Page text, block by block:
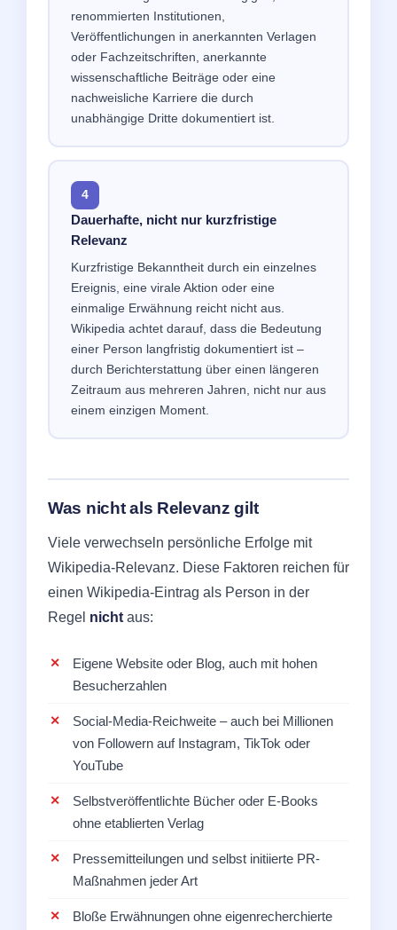
renommierten Institutionen,
Veröffentlichungen in anerkannten Verlagen
oder Fachzeitschriften, anerkannte
wissenschaftliche Beiträge oder eine
nachweisliche Karriere die durch
unabhängige Dritte dokumentiert ist.
4
Dauerhafte, nicht nur kurzfristige
Relevanz
Kurzfristige Bekanntheit durch ein einzelnes
Ereignis, eine virale Aktion oder eine
einmalige Erwähnung reicht nicht aus.
Wikipedia achtet darauf, dass die Bedeutung
einer Person langfristig dokumentiert ist –
durch Berichterstattung über einen längeren
Zeitraum aus mehreren Jahren, nicht nur aus
einem einzigen Moment.
Was nicht als Relevanz gilt
Viele verwechseln persönliche Erfolge mit
Wikipedia-Relevanz. Diese Faktoren reichen für
einen Wikipedia-Eintrag als Person in der
Regel nicht aus:
Eigene Website oder Blog, auch mit hohen
Besucherzahlen
Social-Media-Reichweite – auch bei Millionen
von Followern auf Instagram, TikTok oder
YouTube
Selbstveröffentlichte Bücher oder E-Books
ohne etablierten Verlag
Pressemitteilungen und selbst initiierte PR-
Maßnahmen jeder Art
Bloße Erwähnungen ohne eigenrecherchierte